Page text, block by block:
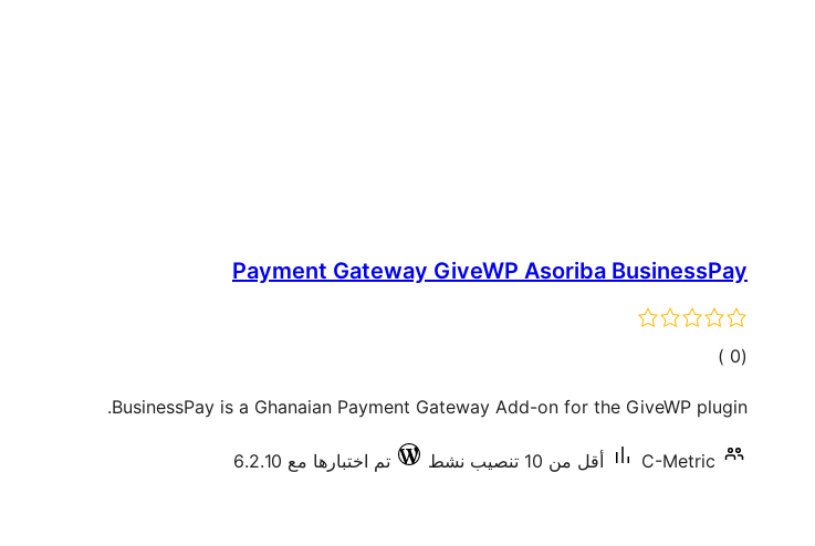
Payment Gateway GiveWP Asoriba BusinessPay
(0
إجمالي)
BusinessPay is a Ghanaian Payment Gateway Add-on for the GiveWP plugin.
C-Metric أقل من 10 تنصيب نشط تم اختبارها مع 6.2.10